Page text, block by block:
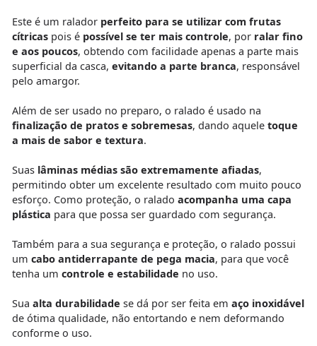
Este é um ralador perfeito para se utilizar com frutas
cítricaspois é possível se ter mais controle, por ralar fino
e aos poucos, obtendo com facilidade apenas a parte mais
superficial da casca, evitando a parte branca, responsável
pelo amargor.
Além de ser usado no preparo, o ralado é usado na
finalização de pratos e sobremesas, dando aqueletoque
a mais de sabor e textura.
Suas lâminas médias são extremamente afiadas,
permitindo obter um excelente resultado com muito pouco
esforço. Como proteção, o ralado acompanha uma capa
plástica para que possa ser guardado com segurança.
Também para a sua segurança e proteção, o ralado possui
um cabo antiderrapante de pega macia, para que você
tenha um controle e estabilidade no uso.
Sua alta durabilidade se dá por ser feita em aço inoxidável
de ótima qualidade, não entortando e nem deformando
conforme o uso.